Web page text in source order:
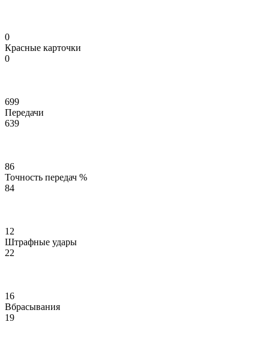
0
Красные карточки
0
699
Передачи
639
86
Точность передач %
84
12
Штрафные удары
22
16
Вбрасывания
19